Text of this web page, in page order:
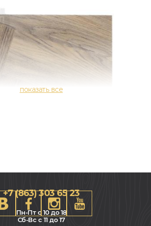
+7 (863) 303 65 23
Пн-Пт с 10 до 18
Сб-Вс с 11 до 17